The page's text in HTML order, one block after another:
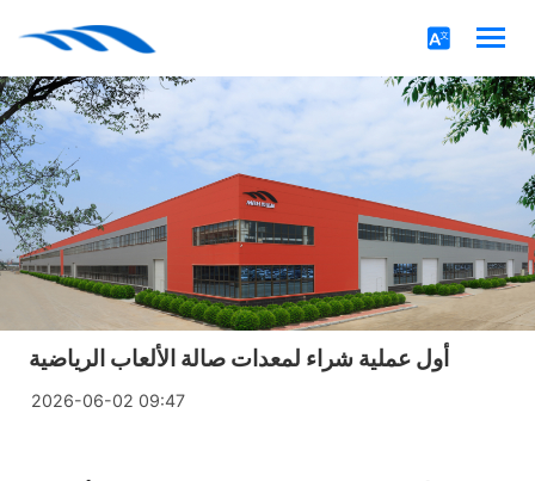
أول عملية شراء لمعدات صالة الألعاب الرياضية
2026-06-02 09:47